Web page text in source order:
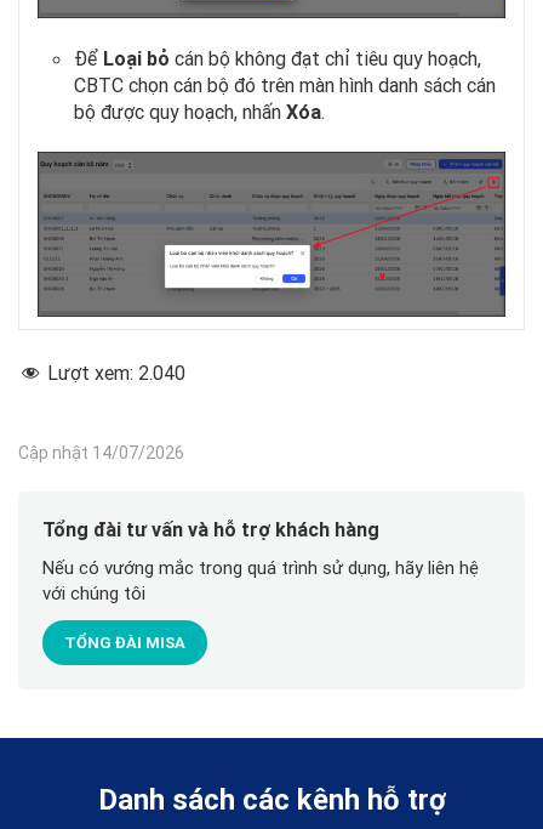
Để Loại bỏ cán bộ không đạt chỉ tiêu quy hoạch,
CBTC chọn cán bộ đó trên màn hình danh sách cán
bộ được quy hoạch, nhấn Xóa.
Lượt xem: 2.040
Cập nhật 14/07/2026
Tổng đài tư vấn và hỗ trợ khách hàng
Nếu có vướng mắc trong quá trình sử dụng, hãy liên hệ
với chúng tôi
TỔNG ĐÀI MISA
Danh sách các kênh hỗ trợ